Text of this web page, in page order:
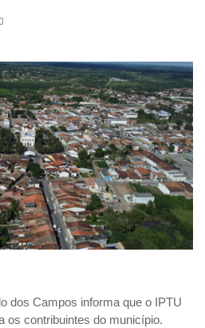
dos Campos informa que o IPTU
os contribuintes do município.